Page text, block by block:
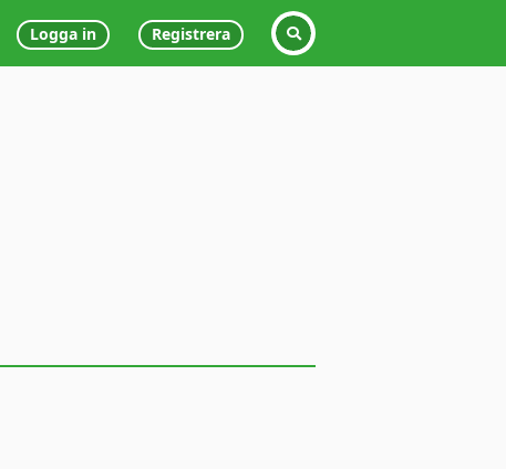
Logga in Registrera